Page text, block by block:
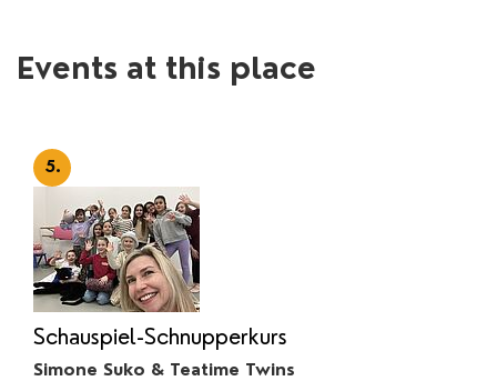
Events at this place
5.
Schauspiel-Schnupperkurs
Simone Suko & Teatime Twins